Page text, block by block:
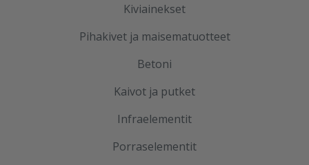
Kiviainekset
Pihakivet ja maisematuotteet
Betoni
Kaivot ja putket
Infraelementit
Porraselementit